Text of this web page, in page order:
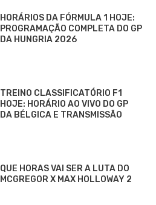
HORÁRIOS DA FÓRMULA 1 HOJE:
PROGRAMAÇÃO COMPLETA DO GP
DA HUNGRIA 2026
TREINO CLASSIFICATÓRIO F1
HOJE: HORÁRIO AO VIVO DO GP
DA BÉLGICA E TRANSMISSÃO
QUE HORAS VAI SER A LUTA DO
MCGREGOR X MAX HOLLOWAY 2